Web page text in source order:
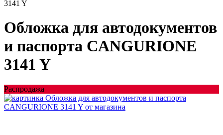
3141 Y
Обложка для автодокументов
и паспорта CANGURIONE
3141 Y
Распродажа